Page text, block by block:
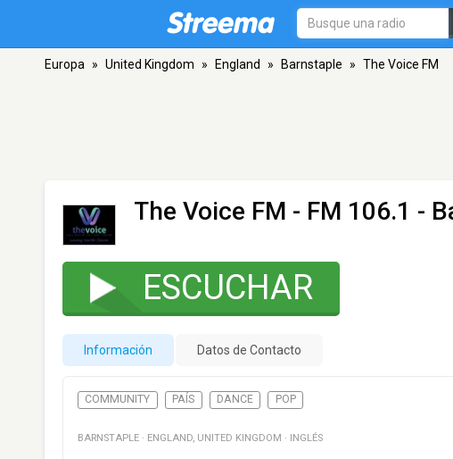
Europa » United Kingdom » England » Barnstaple » The Voice FM
The Voice FM - FM 106.1 -
ESCUCHAR
Información Datos de Contacto
COMMUNITY PAÍS DANCE POP
BARNSTAPLE · ENGLAND, UNITED KINGDOM · INGLÉS